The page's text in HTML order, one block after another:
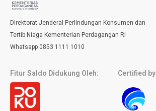
Direktorat Jenderal Perlindungan Konsumen dan
Tertib Niaga Kementerian Perdagangan RI
Whatsapp 0853 1111 1010
Fitur Saldo Didukung Oleh: Certified by